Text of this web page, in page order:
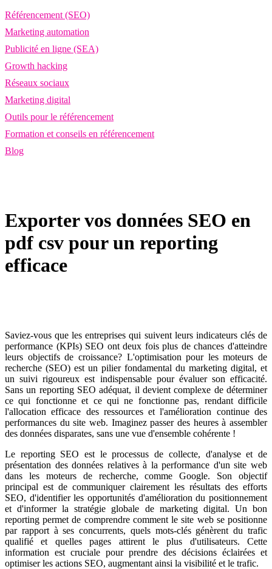
Référencement (SEO)
Marketing automation
Publicité en ligne (SEA)
Growth hacking
Réseaux sociaux
Marketing digital
Outils pour le référencement
Formation et conseils en référencement
Blog
Exporter vos données SEO en
pdf csv pour un reporting
efficace
Saviez-vous que les entreprises qui suivent leurs indicateurs clés de
performance (KPIs) SEO ont deux fois plus de chances d'atteindre
leurs objectifs de croissance? L'optimisation pour les moteurs de
recherche (SEO) est un pilier fondamental du marketing digital, et
un suivi rigoureux est indispensable pour évaluer son efficacité.
Sans un reporting SEO adéquat, il devient complexe de déterminer
ce qui fonctionne et ce qui ne fonctionne pas, rendant difficile
l'allocation efficace des ressources et l'amélioration continue des
performances du site web. Imaginez passer des heures à assembler
des données disparates, sans une vue d'ensemble cohérente !
Le reporting SEO est le processus de collecte, d'analyse et de
présentation des données relatives à la performance d'un site web
dans les moteurs de recherche, comme Google. Son objectif
principal est de communiquer clairement les résultats des efforts
SEO, d'identifier les opportunités d'amélioration du positionnement
et d'informer la stratégie globale de marketing digital. Un bon
reporting permet de comprendre comment le site web se positionne
par rapport à ses concurrents, quels mots-clés génèrent du trafic
qualifié et quelles pages attirent le plus d'utilisateurs. Cette
information est cruciale pour prendre des décisions éclairées et
optimiser les actions SEO, augmentant ainsi la visibilité et le trafic.